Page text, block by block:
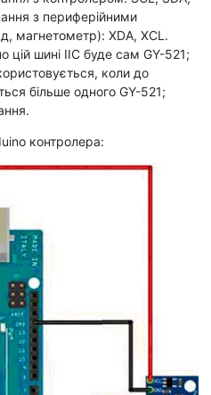
з периферійними
магнетометр): XDA, XCL.
цій шині IIC буде сам GY-521;
коли до
більше одного GY-521;
контролера: